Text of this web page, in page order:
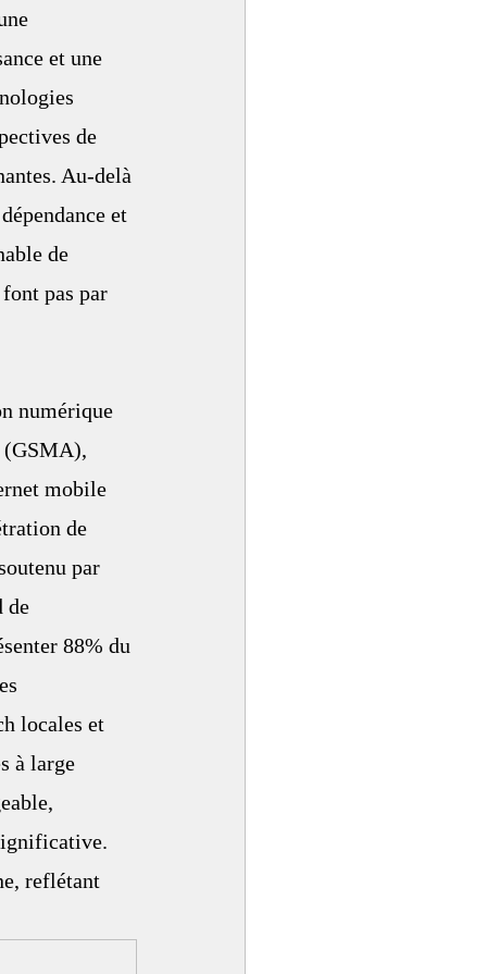
et une
de
Au-delà
et
de
pas par
numérique
(GSMA),
mobile
de
par
de
88% du
locales et
à large
reflétant